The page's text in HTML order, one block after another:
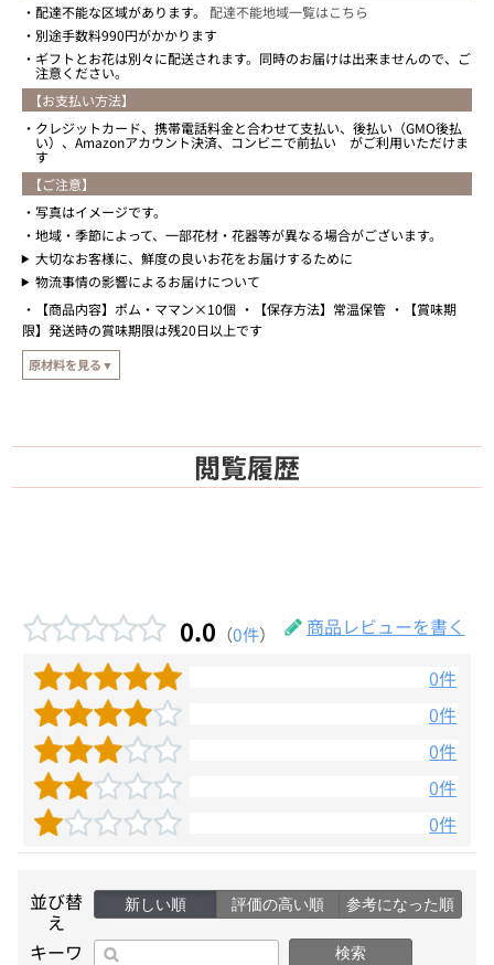
配達不能な区域があります。 配達不能地域一覧はこちら
別途手数料990円がかかります
ギフトとお花は別々に配送されます。同時のお届けは出来ませんので、ご
注意ください。
【お支払い方法】
クレジットカード、携帯電話料金と合わせて支払い、後払い（GMO後払
い）、Amazonアカウント決済、コンビニで前払い がご利用いただけま
す
【ご注意】
写真はイメージです。
地域・季節によって、一部花材・花器等が異なる場合がございます。
大切なお客様に、鮮度の良いお花をお届けするために
物流事情の影響によるお届けについて
【商品内容】ポム・ママン×10個
【保存方法】常温保管
【賞味期
限】発送時の賞味期限は残20日以上です
原材料を見る▼
砂糖、りんごソース、洋酒、食塩、桂皮末、本みりん/ゲル化剤（加工でん粉）、
加工でん粉、乳化剤、酸味料、香料、着色料（ベニバナ黄、カロテン）、（一部に
小麦・卵・乳成分・大豆・りんごを含む）
閲覧履歴
0.0 （0件）
商品レビューを書く
0件
0件
0件
0件
0件
並び替
え
新しい順 評価の高い順 参考になった順
キーワ 検索